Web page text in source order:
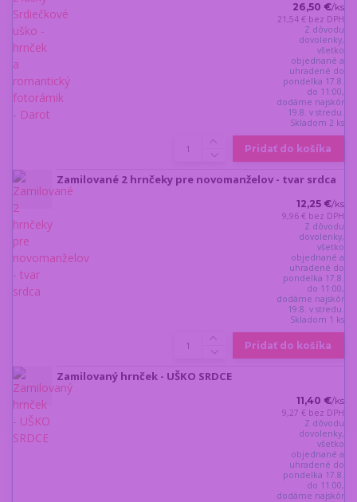
26,50 €/ks
21,54 € bez DPH
Z dôvodu
dovolenky,
všetko
objednané a
uhradené do
pondelka 17.8.
do 11:00,
dodáme najskôr
19.8. v stredu.
Skladom 2 ks
Pridať do košíka
Zamilované 2 hrnčeky pre novomanželov - tvar srdca
12,25 €/ks
9,96 € bez DPH
Z dôvodu
dovolenky,
všetko
objednané a
uhradené do
pondelka 17.8.
do 11:00,
dodáme najskôr
19.8. v stredu.
Skladom 1 ks
Pridať do košíka
Zamilovaný hrnček - UŠKO SRDCE
11,40 €/ks
9,27 € bez DPH
Z dôvodu
dovolenky,
všetko
objednané a
uhradené do
pondelka 17.8.
do 11:00,
dodáme najskôr